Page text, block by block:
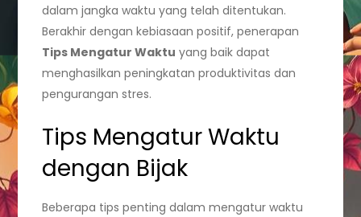
dalam jangka waktu yang telah ditentukan.
Berakhir dengan kebiasaan positif, penerapan
Tips Mengatur Waktu yang baik dapat
menghasilkan peningkatan produktivitas dan
pengurangan stres.
Tips Mengatur Waktu
dengan Bijak
Beberapa tips penting dalam mengatur waktu